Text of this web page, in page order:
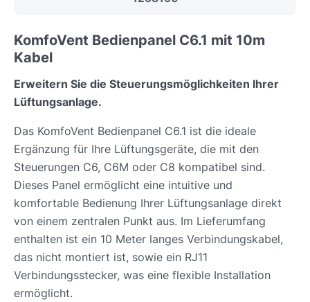
KomfoVent Bedienpanel C6.1 mit 10m
Kabel
Erweitern Sie die Steuerungsmöglichkeiten Ihrer
Lüftungsanlage.
Das KomfoVent Bedienpanel C6.1 ist die ideale
Ergänzung für Ihre Lüftungsgeräte, die mit den
Steuerungen C6, C6M oder C8 kompatibel sind.
Dieses Panel ermöglicht eine intuitive und
komfortable Bedienung Ihrer Lüftungsanlage direkt
von einem zentralen Punkt aus. Im Lieferumfang
enthalten ist ein 10 Meter langes Verbindungskabel,
das nicht montiert ist, sowie ein RJ11
Verbindungsstecker, was eine flexible Installation
ermöglicht.